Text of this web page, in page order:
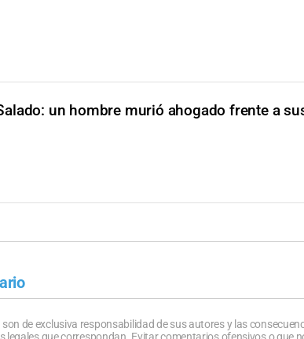
un hombre murió ahogado frente a
de exclusiva responsabilidad de sus autores y las
legales que correspondan. Evitar comentarios ofensivos o que